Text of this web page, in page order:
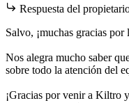
Respuesta del
Salvo, ¡muchas gracias por
Nos alegra mucho saber
sobre todo la atención del
¡Gracias por venir a Kiltro